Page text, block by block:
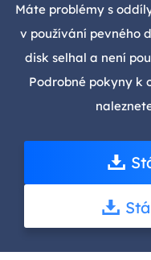
Máte problémy s
v používání pevného
disk selhal a není
Podrobné pokyny k